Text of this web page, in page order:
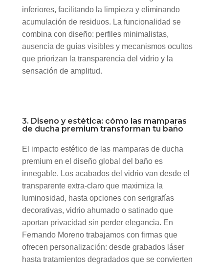
inferiores, facilitando la limpieza y eliminando
acumulación de residuos. La funcionalidad se
combina con diseño: perfiles minimalistas,
ausencia de guías visibles y mecanismos ocultos
que priorizan la transparencia del vidrio y la
sensación de amplitud.
3. Diseño y estética: cómo las mamparas
de ducha premium transforman tu baño
El impacto estético de las mamparas de ducha
premium en el diseño global del baño es
innegable. Los acabados del vidrio van desde el
transparente extra-claro que maximiza la
luminosidad, hasta opciones con serigrafías
decorativas, vidrio ahumado o satinado que
aportan privacidad sin perder elegancia. En
Fernando Moreno trabajamos con firmas que
ofrecen personalización: desde grabados láser
hasta tratamientos degradados que se convierten